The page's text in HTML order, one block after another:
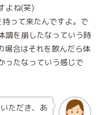
よね(笑)
って来たんですよ。で
調を崩したなっていう時
場合はそれを飲んだら体
ったなっていう感じで
ただき、あ